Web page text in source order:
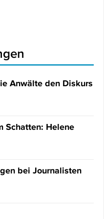
Anwälte den Diskurs
Schatten: Helene
bei Journalisten